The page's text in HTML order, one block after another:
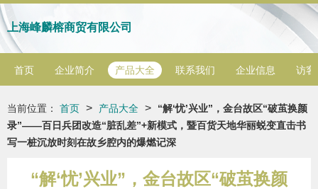
上海峰麟榕商贸有限公司
首页 企业简介 产品大全 联系我们 企业信息 访客
当前位置： 首页 > 产品大全 >
“解‘忧’兴业”，金台故区“破茧换颜
录”——百日兵团改造“脏乱差”+新模式，暨百货天地华丽蜕变直击书
写一桩沉放时刻在故乡腔内的爆燃记深
“解‘忧’兴业”，金台故区“破茧换颜